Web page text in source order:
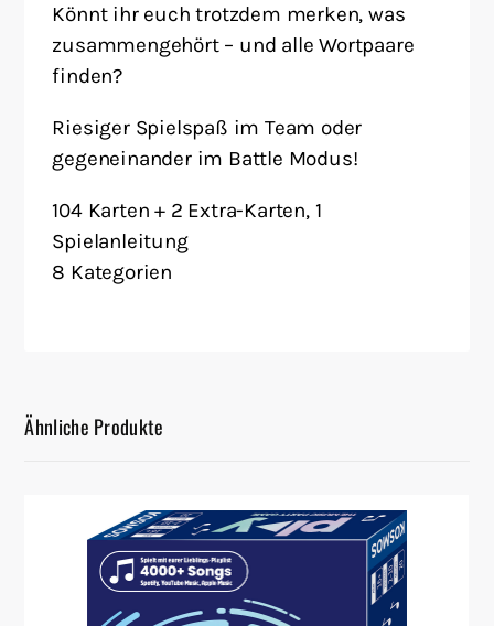
Könnt ihr euch trotzdem merken, was
zusammengehört – und alle Wortpaare
finden?
Riesiger Spielspaß im Team oder
gegeneinander im Battle Modus!
104 Karten + 2 Extra-Karten, 1
Spielanleitung
8 Kategorien
Ähnliche Produkte